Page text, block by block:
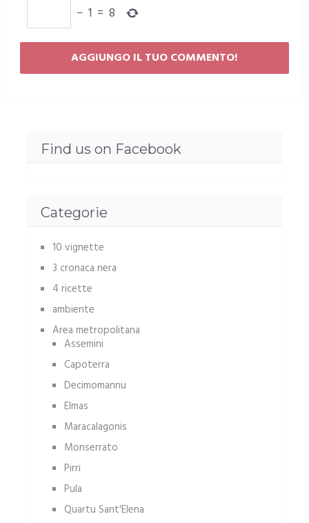
− 1 = 8
Find us on Facebook
Categorie
10 vignette
3 cronaca nera
4 ricette
ambiente
Area metropolitana
Assemini
Capoterra
Decimomannu
Elmas
Maracalagonis
Monserrato
Pirri
Pula
Quartu Sant'Elena